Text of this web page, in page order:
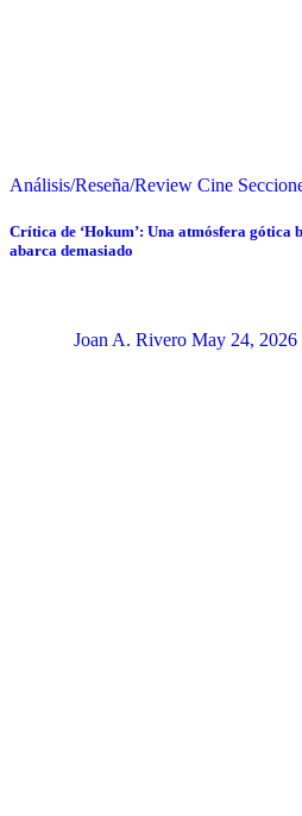
Análisis/Reseña/Review Cine
Crítica de ‘Hokum’: Una atmósfera gótica
abarca demasiado
Joan A. Rivero May 24, 2026